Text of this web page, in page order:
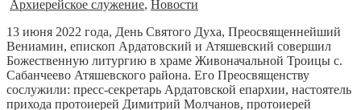
Архиерейское служение, Новости
13 июня 2022 года, День Святого Духа, Преосвященнейший
Вениамин, епископ Ардатовский и Атяшевский совершил
Божественную литургию в храме Живоначальной Троицы с.
Сабанчеево Атяшевского района. Его Преосвященству
сослужили: пресс-секретарь Ардатовской епархии, настоятель
прихода протоиерей Димитрий Молчанов, протоиерей